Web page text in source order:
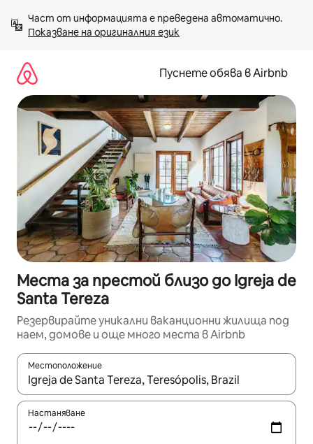
към
съдържанието
Показване на оригиналния език
Пуснете обява в Airbnb
Места за престой близо до Igreja de
Santa Tereza
Резервирайте уникални ваканционни жилища под
наем, домове и още много места в Airbnb
Местоположение
Когато резултатите се покажат, използвайте
Настаняване